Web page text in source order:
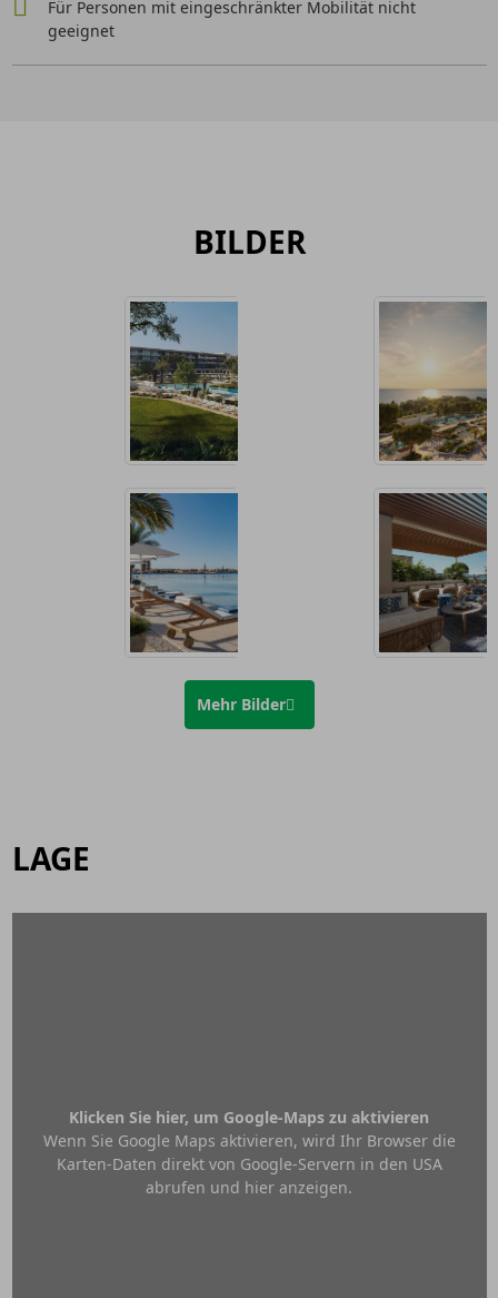
Für Personen mit eingeschränkter Mobilität nicht
geeignet
BILDER
Mehr Bilder
LAGE
Klicken Sie hier, um Google-Maps zu aktivieren
Wenn Sie Google Maps aktivieren, wird Ihr Browser die
Karten-Daten direkt von Google-Servern in den USA
abrufen und hier anzeigen.